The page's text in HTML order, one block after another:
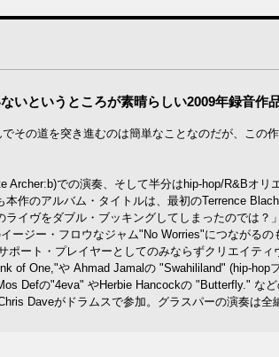
というところが素晴らしい2009年録音作品
その道を突き進むのは簡単なことなのだが、この
での演奏、そして半分はhip-hop/R&Bオリ
作のアルバム・タイトルは、最初のTerrence
イヴをダブル・ブッキングしてしまったのでは？
ージー・フロウなジャム"No Worries"につながる
ート・プレイヤーとしてのみならずクリエイティ
of One,"や Ahmad Jamalの "Swahililand" (hip-hop
Defの"4eva" やHerbie Hancockの "Butterfly." な
Daveがドラムスで参加。グラスパーの演奏は全